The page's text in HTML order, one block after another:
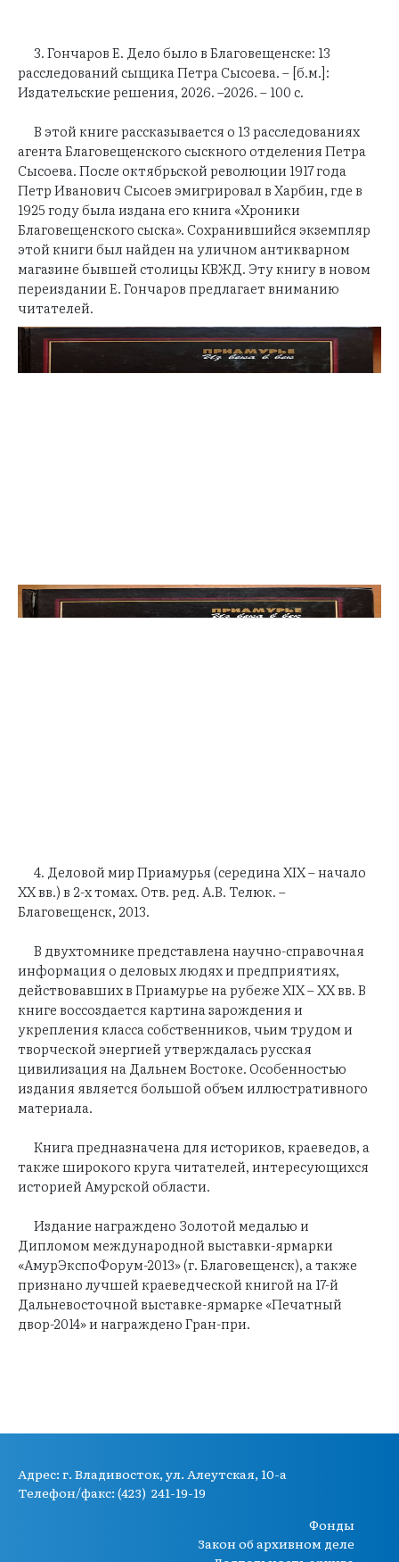
3. Гончаров Е. Дело было в Благовещенске: 13
расследований сыщика Петра Сысоева. – [б.м.]:
Издательские решения, 2026. –2026. – 100 с.
В этой книге рассказывается о 13 расследованиях
агента Благовещенского сыскного отделения Петра
Сысоева. После октябрьской революции 1917 года
Петр Иванович Сысоев эмигрировал в Харбин, где в
1925 году была издана его книга «Хроники
Благовещенского сыска». Сохранившийся экземпляр
этой книги был найден на уличном антикварном
магазине бывшей столицы КВЖД. Эту книгу в новом
переиздании Е. Гончаров предлагает вниманию
читателей.
4. Деловой мир Приамурья (середина XIX – начало
ХХ вв.) в 2-х томах. Отв. ред. А.В. Телюк. –
Благовещенск, 2013.
В двухтомнике представлена научно-справочная
информация о деловых людях и предприятиях,
действовавших в Приамурье на рубеже XIX – ХХ вв. В
книге воссоздается картина зарождения и
укрепления класса собственников, чьим трудом и
творческой энергией утверждалась русская
цивилизация на Дальнем Востоке. Особенностью
издания является большой объем иллюстративного
материала.
Книга предназначена для историков, краеведов, а
также широкого круга читателей, интересующихся
историей Амурской области.
Издание награждено Золотой медалью и
Дипломом международной выставки-ярмарки
«АмурЭкспоФорум-2013» (г. Благовещенск), а также
признано лучшей краеведческой книгой на 17-й
Дальневосточной выставке-ярмарке «Печатный
двор-2014» и награждено Гран-при.
Адрес: г. Владивосток, ул. Алеутская, 10-а
Телефон/факс: (423) 241-19-19
Фонды
Закон об архивном деле